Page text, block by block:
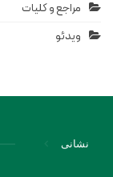
مراجع و کلیات
ویدئو
نشانی